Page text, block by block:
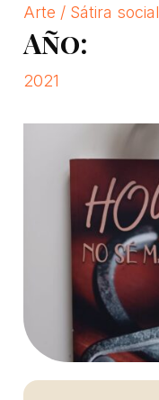
Arte / Sátira social
Año:
2021